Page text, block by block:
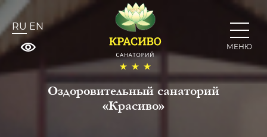
RU EN
МЕНЮ
Оздоровительный санаторий
«Красиво»